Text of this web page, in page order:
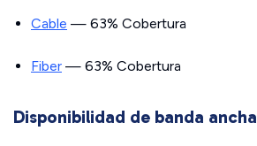
Cable — 63% Cobertura
Fiber — 63% Cobertura
Disponibilidad de banda ancha